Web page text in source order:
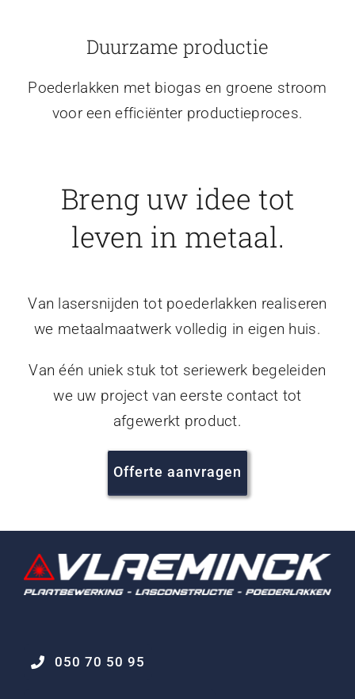
Duurzame productie
Poederlakken met biogas en groene stroom
voor een efficiënter productieproces.
Breng uw idee tot
leven in metaal.
Van lasersnijden tot poederlakken realiseren
we metaalmaatwerk volledig in eigen huis.
Van één uniek stuk tot seriewerk begeleiden
we uw project van eerste contact tot
afgewerkt product.
Offerte aanvragen
050 70 50 95